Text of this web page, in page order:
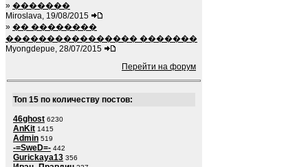
» �������
Miroslava, 19/08/2015
» �� ��������
���������������� �������
Myongdepue, 28/07/2015
Перейти на форум
Топ 15 по количеству постов:
46ghost 6230
AnKit 1415
Admin 519
-=SweD=- 442
Gurickaya13 356